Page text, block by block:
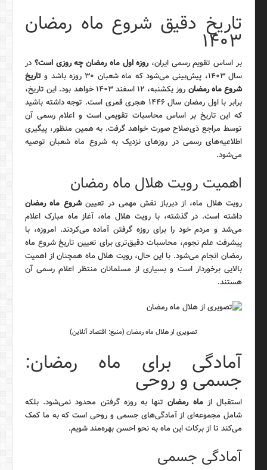
تاریخ دقیق شروع ماه رمضان
۱۴۰۳
بر اساس تقویم رسمی ایران،روزه اول ماه رمضان چه روزی است؟ در
سال ۱۴۰۳، پیش‌بینی می‌شود که ماه شعبان ۳۰ روزه باشد و
تاریخ
شروع ماه رمضان
روز یکشنبه، ۱۲ اسفند ۱۴۰۳ خواهد بود. این تاریخ،
برابر با اول رمضان سال ۱۴۴۶ هجری قمری است. توجه داشته باشید
که این تاریخ بر اساس محاسبات تقویمی است و اعلام رسمی آن
توسط مراجع ذی‌صلاح صورت خواهد گرفت. به همین منظور، پیگیری
اطلاعیه‌های رسمی در روزهای نزدیک به شروع ماه شعبان توصیه
می‌شود.
اهمیت رویت هلال ماه رمضان
رویت هلال ماه، از دیرباز نقش مهمی در تعیینشروع ماه رمضان
داشته است. در گذشته، با رویت هلال ماه، آغاز ماه مبارک اعلام
می‌شد و مردم خود را برای روزه گرفتن آماده می‌کردند. امروزه، با
پیشرفت علم نجوم، محاسبات دقیق‌تری برای تعیین تاریخ شروع ماه
رمضان انجام می‌شود. با این حال، رویت هلال ماه همچنان از اهمیت
بالایی برخوردار است و بسیاری از مسلمانان منتظر اعلام رسمی آن
هستند.
تصویری از هلال ماه رمضان (منبع: اقتصاد آنلاین)
آمادگی برای ماه رمضان:
جسمی و روحی
استقبال ازماه رمضانتنها به روزه گرفتن محدود نمی‌شود. بلکه
شامل مجموعه‌ای از آمادگی‌های جسمی و روحی است که به ما کمک
می‌کند تا از برکات این ماه به نحو احسن بهره‌مند شویم.
آمادگی جسمی